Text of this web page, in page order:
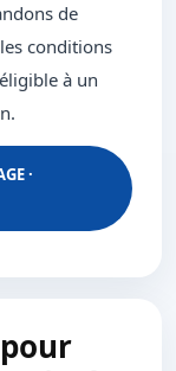
de
conditions
à un
·